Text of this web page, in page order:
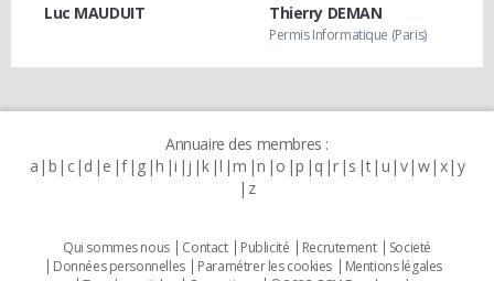
Luc MAUDUIT Thierry DEMAN
Permis Informatique (Paris)
Annuaire des membres :
a b c d e f g h i j k l m n o p q r s t u v w x y
z
Qui sommes nous Contact Publicité Recrutement
Societé
Données personnelles
Paramétrer les cookies
Mentions légales